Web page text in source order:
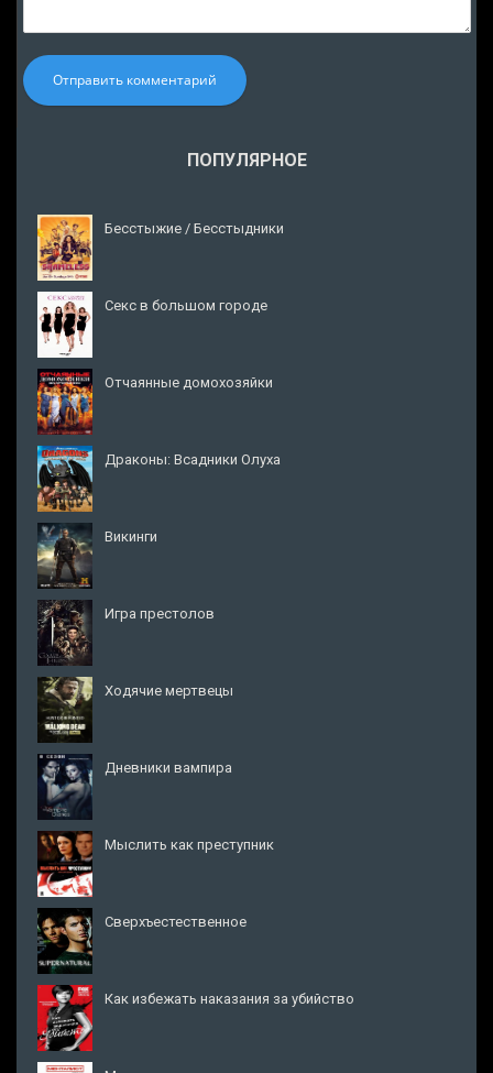
Отправить комментарий
ПОПУЛЯРНОЕ
Бесстыжие / Бесстыдники
Секс в большом городе
Отчаянные домохозяйки
Драконы: Всадники Олуха
Викинги
Игра престолов
Ходячие мертвецы
Дневники вампира
Мыслить как преступник
Сверхъестественное
Как избежать наказания за убийство